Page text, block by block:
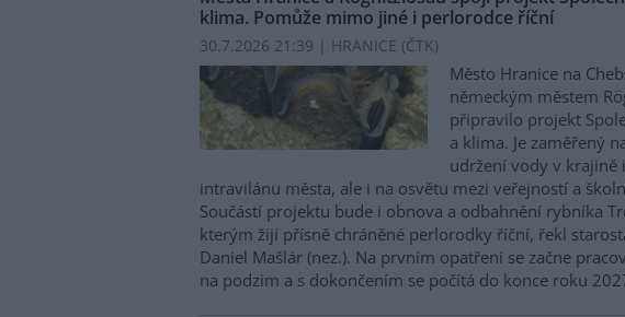
klima. Pomůže mimo jiné i perlorodce říční
30.7.2026 21:39 | HRANICE (ČTK)
Město Hranice na
německým městem
připravilo projekt
a klima. Je zaměřený
udržení vody v krajině
intravilánu města, ale i na osvětu mezi veřejností a
Součástí projektu bude i obnova a odbahnění rybníka
kterým žijí přísně chráněné perlorodky říční, řekl
Daniel Mašlár (nez.). Na prvním opatření se začne
na podzim a s dokončením se počítá do konce roku